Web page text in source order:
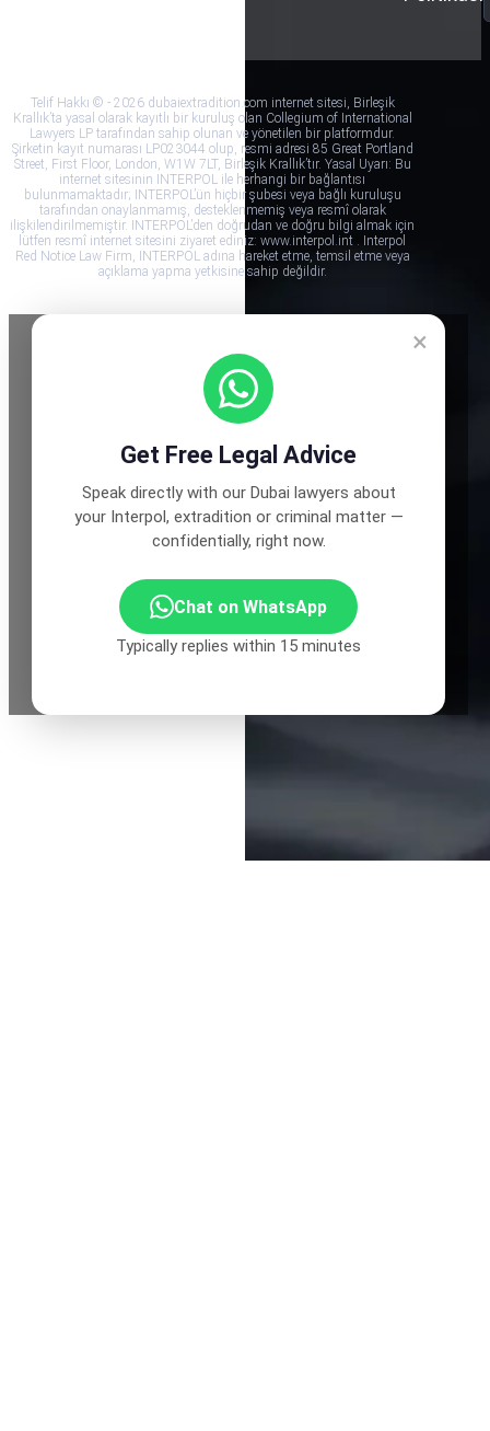
Telif Hakkı © - 2026 dubaiextradition.com internet sitesi, Birleşik
Krallık’ta yasal olarak kayıtlı bir kuruluş olan Collegium of International
Lawyers LP tarafından sahip olunan ve yönetilen bir platformdur.
Şirketin kayıt numarası LP023044 olup, resmi adresi 85 Great Portland
Street, First Floor, London, W1W 7LT, Birleşik Krallık’tır. Yasal Uyarı: Bu
internet sitesinin INTERPOL ile herhangi bir bağlantısı
bulunmamaktadır; INTERPOL’ün hiçbir şubesi veya bağlı kuruluşu
tarafından onaylanmamış, desteklenmemiş veya resmî olarak
ilişkilendirilmemiştir. INTERPOL’den doğrudan ve doğru bilgi almak için
lütfen resmî internet sitesini ziyaret ediniz: www.interpol.int . Interpol
Red Notice Law Firm, INTERPOL adına hareket etme, temsil etme veya
açıklama yapma yetkisine sahip değildir.
×
Get Free Legal Advice
Speak directly with our Dubai lawyers about
your Interpol, extradition or criminal matter —
confidentially, right now.
Chat on WhatsApp
Typically replies within 15 minutes